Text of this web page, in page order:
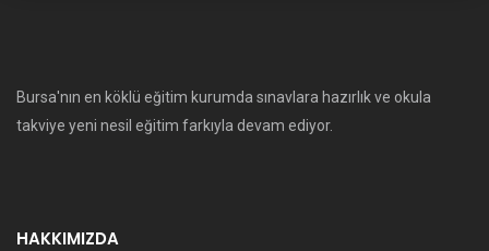
Bursa'nın en köklü eğitim kurumda sınavlara hazırlık ve okula
takviye yeni nesil eğitim farkıyla devam ediyor.
HAKKIMIZDA